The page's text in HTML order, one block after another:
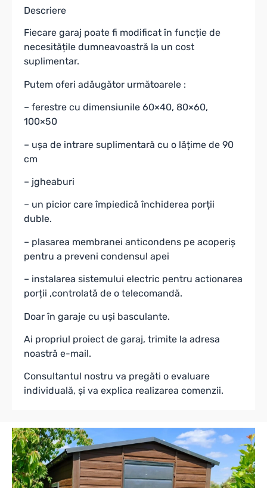
Descriere
Fiecare garaj poate fi modificat în funcție de
necesitățile dumneavoastră la un cost
suplimentar.
Putem oferi adăugător următoarele :
– ferestre cu dimensiunile 60×40, 80×60,
100×50
– ușa de intrare suplimentară cu o lățime de 90
cm
– jgheaburi
– un picior care împiedică închiderea porții
duble.
– plasarea membranei anticondens pe acoperiș
pentru a preveni condensul apei
– instalarea sistemului electric pentru actionarea
porții ,controlată de o telecomandă.
Doar în garaje cu uși basculante.
Ai propriul proiect de garaj, trimite la adresa
noastră e-mail.
Consultantul nostru va pregăti o evaluare
individuală, și va explica realizarea comenzii.